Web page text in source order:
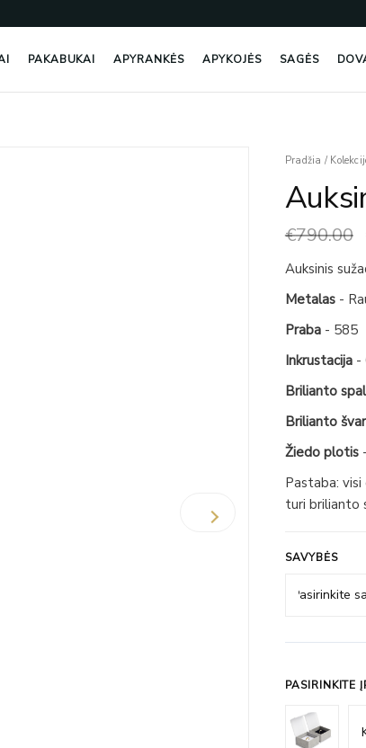
PAKABUKAI APYRANKĖS APYKOJĖS SAGĖS
Pradžia /
€790.00
Auksinis
Metalas-
Praba- 585
Inkrustacija-
Brilianto
Brilianto
Žiedo plotis
Pastaba:
turi brilianto
SAVYBĖS
PASIRINKITE
produkto
Auksinis
Su
Deimantu